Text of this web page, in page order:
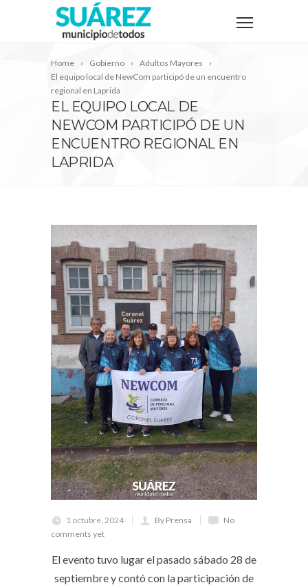
Home Gobierno
Adultos Mayores
El equipo local de NewCom participó de un encuentro
regional en Laprida
EL EQUIPO LOCAL DE
NEWCOM PARTICIPÓ DE UN
ENCUENTRO REGIONAL EN
LAPRIDA
1 octubre, 2024 By Prensa
No
comments yet
El evento tuvo lugar el pasado sábado 28 de
septiembre y contó con la participación de